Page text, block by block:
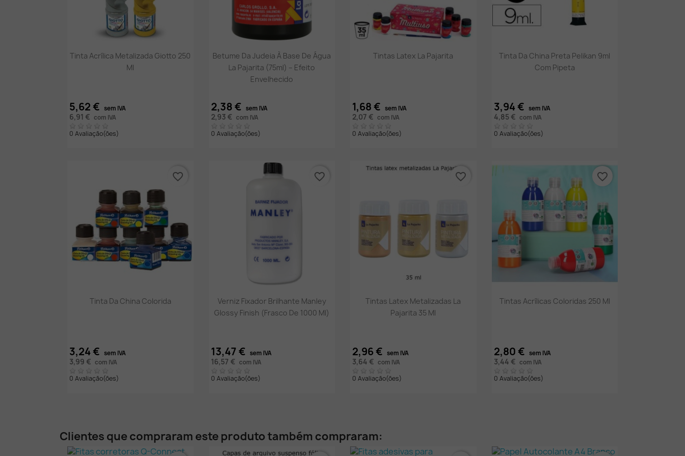
Vista rápida
Tinta Acrílica Metalizada Giotto 250
Ml
5,62 € sem IVA
6,91 € com IVA
0 Avaliação(ões)
Vista rápida
Betume Da Judeia À Base De Água
La Pajarita (75ml) – Efeito
Envelhecido
2,38 € sem IVA
2,93 € com IVA
0 Avaliação(ões)
Vista rápida
Tintas Latex La Pajarita
1,68 € sem IVA
2,07 € com IVA
0 Avaliação(ões)
Vista rápida
Tinta Da China Preta Pelikan 9ml
Com Pipeta
3,94 € sem IVA
4,85 € com IVA
0 Avaliação(ões)
 Vista rápida
Tinta Da China Colorida
3,24 € sem IVA
3,99 € com IVA
0 Avaliação(ões)
favorite_border
Vista rápida
Verniz Fixador Brilhante Manley
Glossy Finish (Frasco De 1000 Ml)
13,47 € sem IVA
16,57 € com IVA
0 Avaliação(ões)
favorite_border
 Vista rápida
Tintas Latex Metalizadas La
Pajarita 35 Ml
2,96 € sem IVA
3,64 € com IVA
0 Avaliação(ões)
favorite_border
Vista rápida
Tintas Acrílicas Coloridas 250 Ml
2,80 € sem IVA
3,44 € com IVA
0 Avaliação(ões)
favorite_border
Clientes que compraram este produto também compraram: